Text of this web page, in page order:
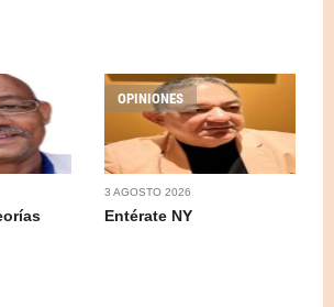
OPINIONES
3 AGOSTO 2026
Entérate NY